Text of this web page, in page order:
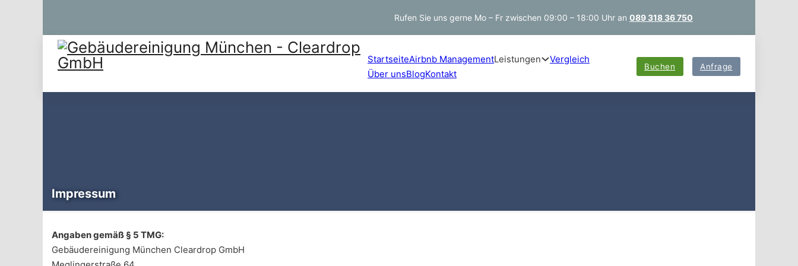
Rufen Sie uns gerne Mo – Fr zwischen 09:00 – 18:00 Uhr an 089 318 36 750
StartseiteAirbnb ManagementLeistungen
Vergleich
Über unsBlogKontakt
Buchen Anfrage
Impressum
Angaben gemäß § 5 TMG:
Gebäudereinigung München Cleardrop GmbH